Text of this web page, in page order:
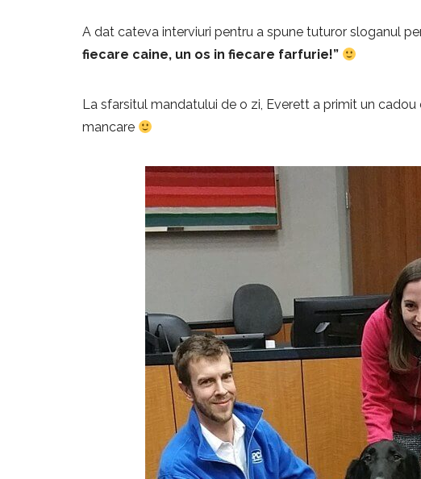
A dat cateva interviuri pentru a spune tuturor sloganul
fiecare caine, un os in fiecare farfurie!”
La sfarsitul mandatului de o zi, Everett a primit un
mancare